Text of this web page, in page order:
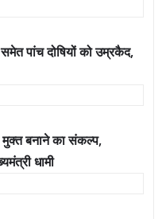
पांच दोषियों को उम्रकैद,
बनाने का संकल्प,
धामी